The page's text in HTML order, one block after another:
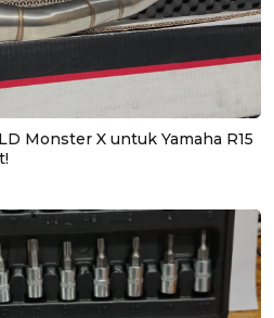
Monster X untuk Yamaha R15